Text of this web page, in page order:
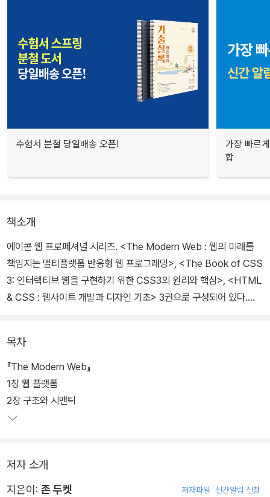
수험서 분철 당일배송 오픈!
가장 빠르
합
책소개
에이콘 웹 프로페셔널 시리즈. <The Modern Web : 웹의 미래를
책임지는 멀티플랫폼 반응형 웹 프로그래밍>, <The Book of CSS
3: 인터랙티브 웹을 구현하기 위한 CSS3의 원리와 핵심>, <HTML
& CSS : 웹사이트 개발과 디자인 기초> 3권으로 구성되어 있다.
개발에 필요한 핵심 기술 요소를 한 권의 책에 일목요연하게 담아 내
었다. 함축적인 기술언어로 작성된 CSS3 명세서의 내용을 이해하기
쉬운 방식으로 설명하고, 지금 당장 모든 브라우저에서 CSS3로 할
수 있는 일을 한눈에 보여준다. 또한 기존의 전형적인 프로그래밍 책
양식에서 벗어나 위지윅(WYSIWYG, What You See Is What Y
목차
『The Modern Web』
1장 웹 플랫폼
2장 구조와 시맨틱
저자 소개
지은이: 존 두켓 저자파일 신간알림 신청